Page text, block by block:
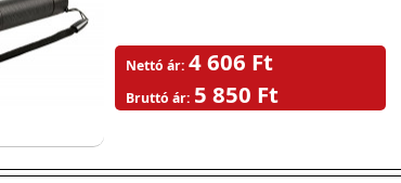
Nettó ár: 4 606 Ft
Bruttó ár: 5 850 Ft